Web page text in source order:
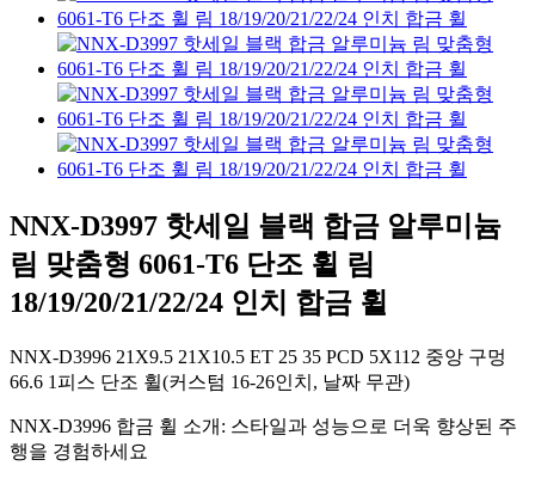
NNX-D3997 핫세일 블랙 합금 알루미늄
림 맞춤형 6061-T6 단조 휠 림
18/19/20/21/22/24 인치 합금 휠
NNX-D3996 21X9.5 21X10.5 ET 25 35 PCD 5X112 중앙 구멍
66.6 1피스 단조 휠(커스텀 16-26인치, 날짜 무관)
NNX-D3996 합금 휠 소개: 스타일과 성능으로 더욱 향상된 주
행을 경험하세요